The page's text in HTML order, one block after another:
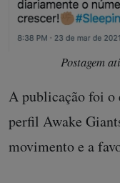
Postagem
A publicação foi o
perfil Awake
movimento e a